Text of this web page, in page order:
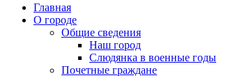
Главная
О городе
Общие сведения
Наш город
Слюдянка в военные годы
Почетные граждане